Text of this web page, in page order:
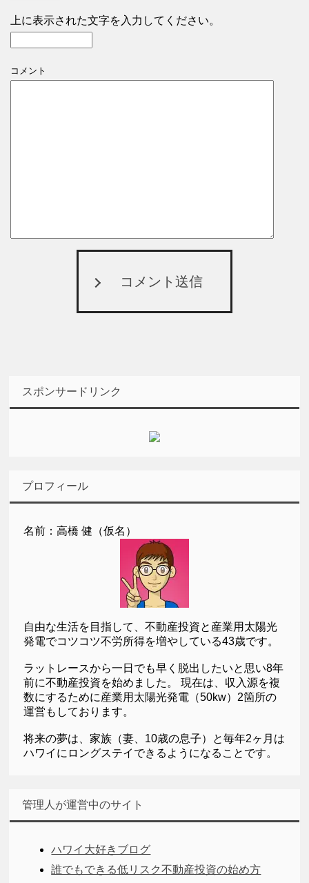
上に表示された文字を入力してください。
コメント
コメント送信
スポンサードリンク
プロフィール
名前：高橋 健（仮名）
自由な生活を目指して、不動産投資と産業用太陽光
発電でコツコツ不労所得を増やしている43歳です。
ラットレースから一日でも早く脱出したいと思い8年
前に不動産投資を始めました。 現在は、収入源を複
数にするために産業用太陽光発電（50kw）2箇所の
運営もしております。
将来の夢は、家族（妻、10歳の息子）と毎年2ヶ月は
ハワイにロングステイできるようになることです。
管理人が運営中のサイト
ハワイ大好きブログ
誰でもできる低リスク不動産投資の始め方